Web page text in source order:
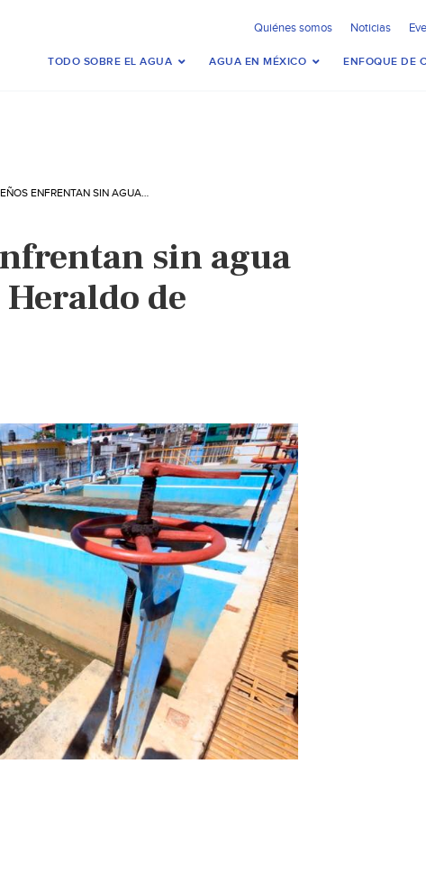
Quiénes somos Noticias
TODO SOBRE EL AGUA AGUA EN MÉXICO ENFOQUE DE
TABASQUEÑOS ENFRENTAN SIN AGUA AL COVID-19 (EL HERALDO DE TABASCO)
sin agua
de